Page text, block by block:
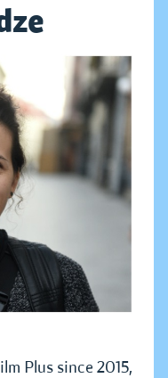
Plus since 2015,